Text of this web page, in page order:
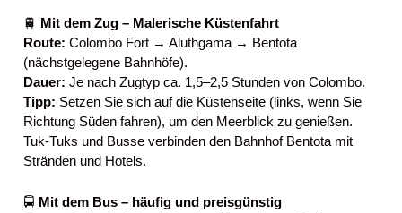
🚆 Mit dem Zug – Malerische Küstenfahrt
Route: Colombo Fort → Aluthgama → Bentota
(nächstgelegene Bahnhöfe).
Dauer: Je nach Zugtyp ca. 1,5–2,5 Stunden von Colombo.
Tipp: Setzen Sie sich auf die Küstenseite (links, wenn Sie
Richtung Süden fahren), um den Meerblick zu genießen.
Tuk-Tuks und Busse verbinden den Bahnhof Bentota mit
Stränden und Hotels.
🚍 Mit dem Bus – häufig und preisgünstig